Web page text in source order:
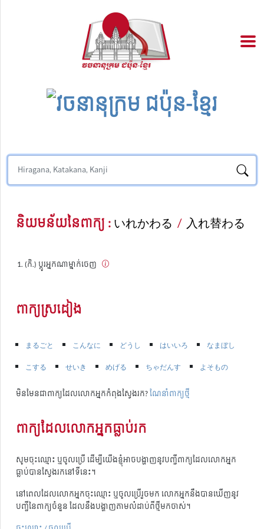
និយមន័យនៃពាក្យ :いれかわる / 入れ替わる
(កិ.) ប្តូរអ្នកណាម្នាក់ចេញ
ពាក្យស្រដៀង
まるごと こんなに どうし はいいろ
なまぼし
こする
せいき めげる ちゃだんす よそもの
មិនមែនជាពាក្យដែលលោកអ្នកកំពុងស្វែងរក?ណែនាំពាក្យថ្មី
ពាក្យដែលលោកអ្នកធ្លាប់រក
សូមចុះឈ្មោះ ឬចូលប្រើ ដើម្បីយើងខ្ញុំអាចបង្ហាញនូវបញ្ជីពាក្យដែលលោកអ្នក
ធ្លាប់បានស្វែងរកនៅទីនេះ។
នៅពេលដែលលោកអ្នកចុះឈ្មោះ ឬចូលប្រើរួចមក លោកអ្នកនឹងបានឃើញនូវ
បញ្ជីនៃពាក្យចំនួន ដែលនឹងបង្ហាញតាមលំដាប់ពីថ្មីមកចាស់។